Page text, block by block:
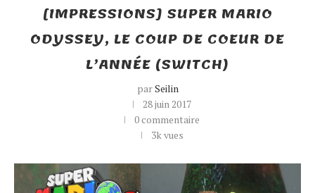
[IMPRESSIONS] SUPER MARIO
ODYSSEY, LE COUP DE COEUR DE
L’ANNÉE (SWITCH)
parSeilin
28 juin 2017
0 commentaire
3kvues